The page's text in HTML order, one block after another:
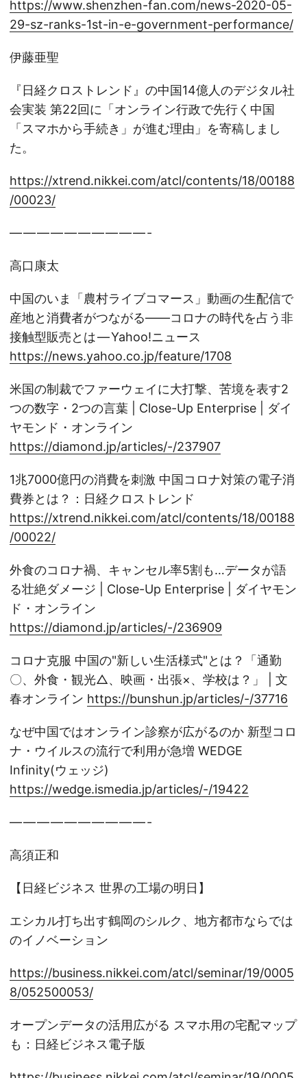
https://www.shenzhen-fan.com/news-2020-05-
29-sz-ranks-1st-in-e-government-performance/
伊藤亜聖
『日経クロストレンド』の中国14億人のデジタル社
会実装 第22回に「オンライン行政で先行く中国
「スマホから手続き」が進む理由」を寄稿しまし
た。
https://xtrend.nikkei.com/atcl/contents/18/00188
/00023/
— — — — — — — — — — -
高口康太
中国のいま「農村ライブコマース」動画の生配信で
産地と消費者がつながる――コロナの時代を占う非
接触型販売とは — Yahoo!ニュース
https://news.yahoo.co.jp/feature/1708
米国の制裁でファーウェイに大打撃、苦境を表す2
つの数字・2つの言葉 | Close-Up Enterprise | ダイ
ヤモンド・オンライン
https://diamond.jp/articles/-/237907
1兆7000億円の消費を刺激 中国コロナ対策の電子消
費券とは？：日経クロストレンド
https://xtrend.nikkei.com/atcl/contents/18/00188
/00022/
外食のコロナ禍、キャンセル率5割も…データが語
る壮絶ダメージ | Close-Up Enterprise | ダイヤモン
ド・オンライン
https://diamond.jp/articles/-/236909
コロナ克服 中国の"新しい生活様式"とは？「通勤
〇、外食・観光△、映画・出張×、学校は？」 | 文
春オンライン https://bunshun.jp/articles/-/37716
なぜ中国ではオンライン診察が広がるのか 新型コロ
ナ・ウイルスの流行で利用が急増 WEDGE
Infinity(ウェッジ)
https://wedge.ismedia.jp/articles/-/19422
— — — — — — — — — — -
高須正和
【日経ビジネス 世界の工場の明日】
エシカル打ち出す鶴岡のシルク、地方都市ならでは
のイノベーション
https://business.nikkei.com/atcl/seminar/19/0005
8/052500053/
オープンデータの活用広がる スマホ用の宅配マップ
も：日経ビジネス電子版